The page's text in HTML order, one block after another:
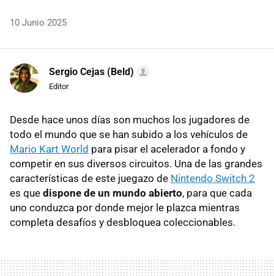
10 Junio 2025
Sergio Cejas (Beld)
Editor
Desde hace unos días son muchos los jugadores de
todo el mundo que se han subido a los vehículos de
Mario Kart World para pisar el acelerador a fondo y
competir en sus diversos circuitos. Una de las grandes
características de este juegazo de Nintendo Switch 2
es que dispone de un mundo abierto, para que cada
uno conduzca por donde mejor le plazca mientras
completa desafíos y desbloquea coleccionables.